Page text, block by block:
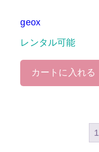
geox
レンタル可能
カートに入れる
1